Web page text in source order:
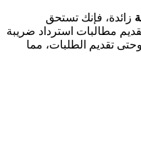
زائدة، فإنك تستحق
مطالبات استرداد ضريبة
تقديم الطلبات، مما